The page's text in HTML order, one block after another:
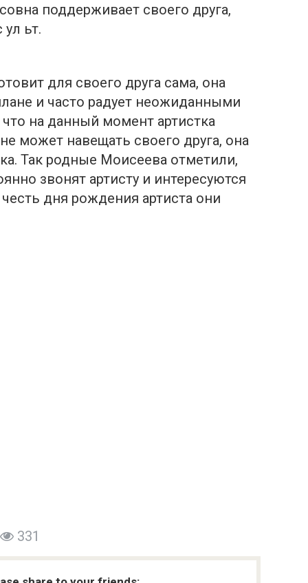
поддерживает своего друга,
ьт.
для своего друга сама, она
и часто радует неожиданными
на данный момент артистка
может навещать своего друга, она
Так родные Моисеева отметили,
звонят артисту и интересуются
дня рождения артиста они
331